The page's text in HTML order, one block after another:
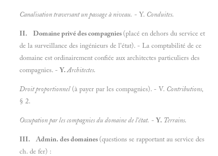
Canalisation traversant un passage à niveau. - Y. Conduites.
II. Domaine privé des compagnies (placé en dehors du service et
de la surveillance des ingénieurs de l'état). - La comptabilité de ce
domaine est ordinairement confiée aux architectes particuliers des
compagnies. -Y.Architectes.
Droit proportionnel(à payer par les compagnies). - V. Contributions,
§ 2.
Occupation par les compagnies du domaine de l'état. -Y. Terrains.
III. Admin. des domaines (questions se rapportant au service des
ch. de fer) :